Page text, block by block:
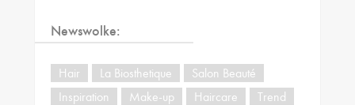
Newswolke:
Hair La Biosthetique
Salon Beauté
Inspiration
Make-up Haircare
Trend